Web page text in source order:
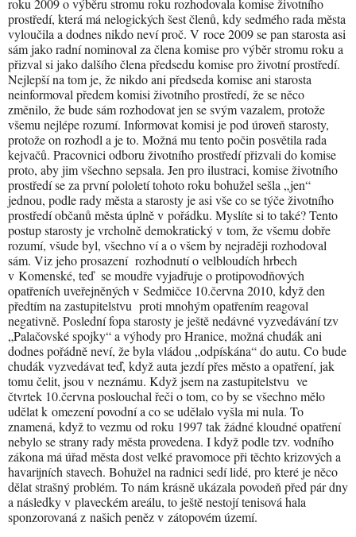
roku 2009 o výběru stromu roku rozhodovala komise životního
prostředí, která má nelogických šest členů, kdy sedmého rada města
vyloučila a dodnes nikdo neví proč. V roce 2009 se pan starosta asi
sám jako radní nominoval za člena komise pro výběr stromu roku a
přizval si jako dalšího člena předsedu komise pro životní prostředí.
Nejlepší na tom je, že nikdo ani předseda komise ani starosta
neinformoval předem komisi životního prostředí, že se něco
změnilo, že bude sám rozhodovat jen se svým vazalem, protože
všemu nejlépe rozumí. Informovat komisi je pod úroveň starosty,
protože on rozhodl a je to. Možná mu tento počin posvětila rada
kejvačů. Pracovnici odboru životního prostředí přizvali do komise
proto, aby jim všechno sepsala. Jen pro ilustraci, komise životního
prostředí se za první pololetí tohoto roku bohužel sešla „jen“
jednou, podle rady města a starosty je asi vše co se týče životního
prostředí občanů města úplně v pořádku. Myslíte si to také? Tento
postup starosty je vrcholně demokratický v tom, že všemu dobře
rozumí, všude byl, všechno ví a o všem by nejraději rozhodoval
sám. Viz jeho prosazení rozhodnutí o velbloudích hrbech
v Komenské, teď se moudře vyjadřuje o protipovodňových
opatřeních uveřejněných v Sedmičce 10.června 2010, když den
předtím na zastupitelstvu proti mnohým opatřením reagoval
negativně. Poslední fopa starosty je ještě nedávné vyzvedávání tzv
„Palačovské spojky“ a výhody pro Hranice, možná chudák ani
dodnes pořádně neví, že byla vládou „odpískána“ do autu. Co bude
chudák vyzvedávat teď, když auta jezdí přes město a opatření, jak
tomu čelit, jsou v neznámu. Když jsem na zastupitelstvu ve
čtvrtek 10.června poslouchal řeči o tom, co by se všechno mělo
udělat k omezení povodní a co se udělalo vyšla mi nula. To
znamená, když to vezmu od roku 1997 tak žádné kloudné opatření
nebylo se strany rady města provedena. I když podle tzv. vodního
zákona má úřad města dost velké pravomoce při těchto krizových a
havarijních stavech. Bohužel na radnici sedí lidé, pro které je něco
dělat strašný problém. To nám krásně ukázala povodeň před pár dny
a následky v plaveckém areálu, to ještě nestojí tenisová hala
sponzorovaná z našich peněz v zátopovém území.